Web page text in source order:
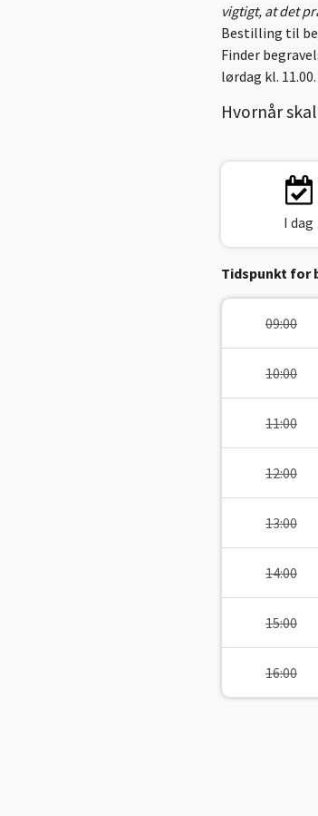
vigtigt, at det
Bestilling til
Finder
lørdag kl. 11.00.
Hvornår
I dag
Tidspunkt for
09:00
10:00
11:00
12:00
13:00
14:00
15:00
16:00